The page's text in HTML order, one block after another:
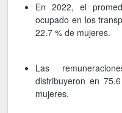
En 2022, el
ocupado en los
22.7 % de mujeres.
Las
distribuyeron en
mujeres.